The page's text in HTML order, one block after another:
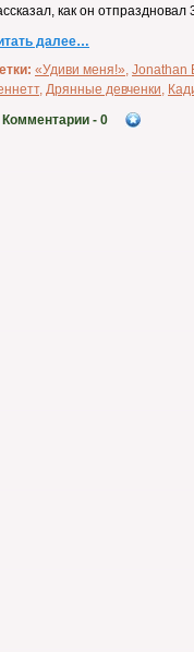
как он
далее…
«Удиви меня!», Jonathan
, Дрянные девченки,
Комментарии - 0